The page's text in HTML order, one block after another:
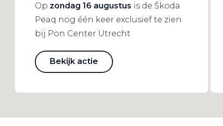
Op zondag 16 augustus is de Škoda
Peaq nog één keer exclusief te zien
bij Pon Center Utrecht
Bekijk actie